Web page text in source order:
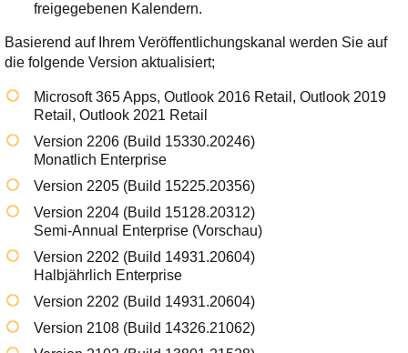
freigegebenen Kalendern.
Basierend auf Ihrem Veröffentlichungskanal werden Sie auf
die folgende Version aktualisiert;
Microsoft 365 Apps, Outlook 2016 Retail, Outlook 2019
Retail, Outlook 2021 Retail
Version 2206 (Build 15330.20246)
Monatlich Enterprise
Version 2205 (Build 15225.20356)
Version 2204 (Build 15128.20312)
Semi-Annual Enterprise (Vorschau)
Version 2202 (Build 14931.20604)
Halbjährlich Enterprise
Version 2202 (Build 14931.20604)
Version 2108 (Build 14326.21062)